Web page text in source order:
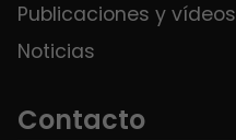
Publicaciones y vídeos
Noticias
Contacto